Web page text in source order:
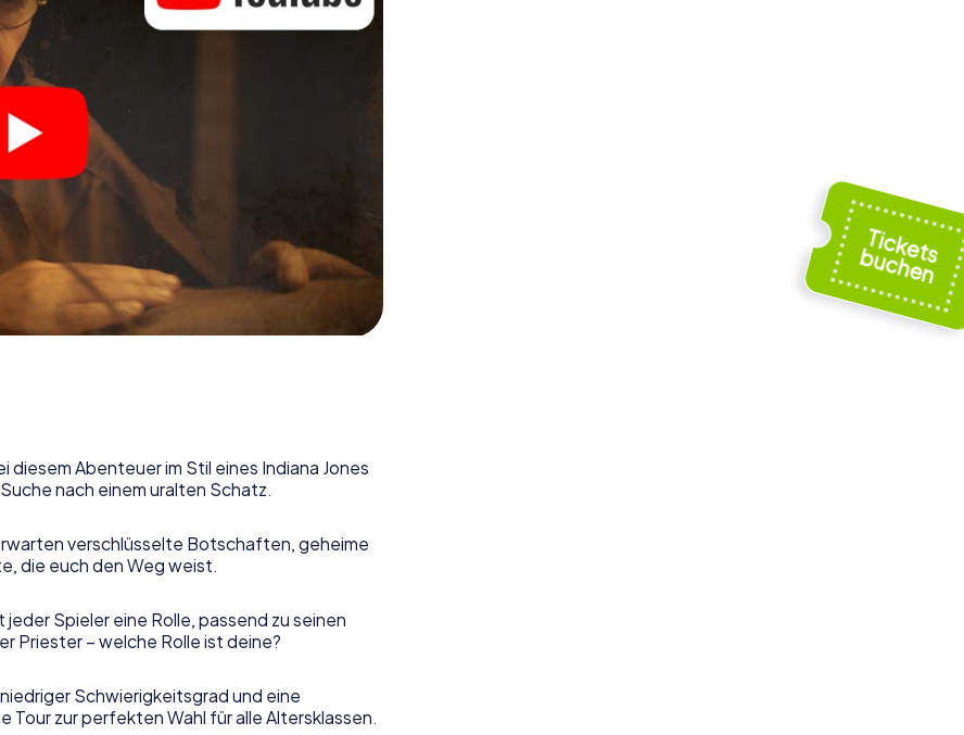
diesem Abenteuer im Stil eines Indiana Jones
nach einem uralten Schatz.
verschlüsselte Botschaften, geheime
die euch den Weg weist.
jeder Spieler eine Rolle, passend zu seinen
Priester – welche Rolle ist deine?
niedriger Schwierigkeitsgrad und eine
Tour zur perfekten Wahl für alle Altersklassen.